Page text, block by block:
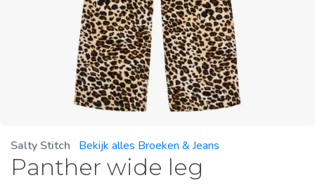
Salty Stitch Bekijk alles Broeken & Jeans
Panther wide leg